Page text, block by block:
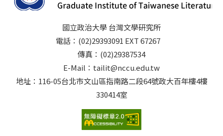
國立政治大學 台灣文學研究所
電話：(02)29393091 EXT 67267
傳真：(02)29387534
E-Mail：tailit@nccu.edu.tw
地址：116-05台北市文山區指南路二段64號政大百年樓4樓
330414室